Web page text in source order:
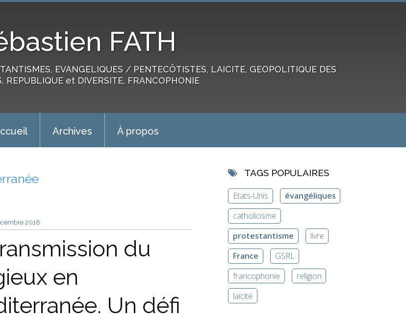
FATH
EVANGELIQUES / PENTECÔTISTES, LAICITE, GEOPOLITIQUE DES
REPUBLIQUE et DIVERSITE, FRANCOPHONIE
Archives À propos
2018
du
en
Un défi
TAGS POPULAIRES
Etats-Unis
évangéliques
catholicisme
protestantisme
livre
France
GSRL
francophonie
religion
laïcité